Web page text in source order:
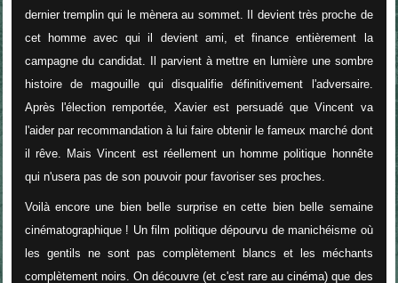
dernier tremplin qui le mènera au sommet. Il devient très proche de
cet homme avec qui il devient ami, et finance entièrement la
campagne du candidat. Il parvient à mettre en lumière une sombre
histoire de magouille qui disqualifie définitivement l'adversaire.
Après l'élection remportée, Xavier est persuadé que Vincent va
l'aider par recommandation à lui faire obtenir le fameux marché dont
il rêve. Mais Vincent est réellement un homme politique honnête
qui n'usera pas de son pouvoir pour favoriser ses proches.
Voilà encore une bien belle surprise en cette bien belle semaine
cinématographique ! Un film politique dépourvu de manichéisme où
les gentils ne sont pas complètement blancs et les méchants
complètement noirs. On découvre (et c'est rare au cinéma) que des